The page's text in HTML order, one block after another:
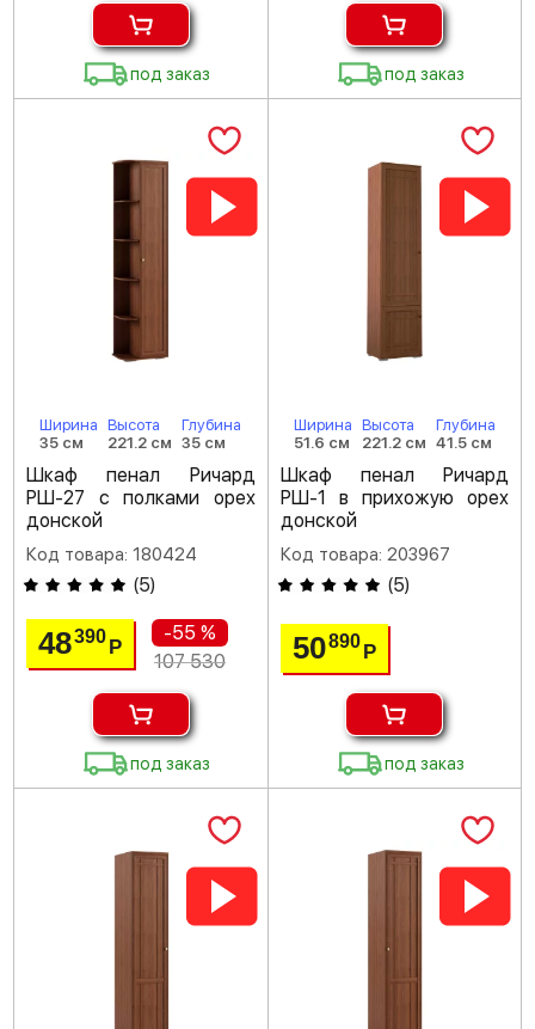
под заказ под заказ
Ширина
35 см
Высота
221.2 см
Глубина
35 см
Шкаф пенал Ричард
РШ-27 с полками орех
донской
Код товара: 180424
(5)
48390Р
-55 %
107 530
под заказ
Ширина
51.6 см
Высота
221.2 см
Глубина
41.5 см
Шкаф пенал Ричард
РШ-1 в прихожую орех
донской
Код товара: 203967
(5)
50890 Р
под заказ